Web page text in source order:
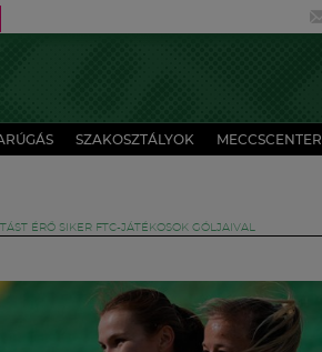
SZAKOSZTÁLYOK MECCSCENTER
ÉRŐ SIKER FTC-JÁTÉKOSOK GÓLJAIVAL